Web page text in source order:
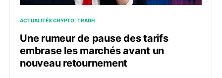
ACTUALITÉS CRYPTO TRADFI
Une rumeur de pause des tarifs
embrase les marchés avant un
nouveau retournement